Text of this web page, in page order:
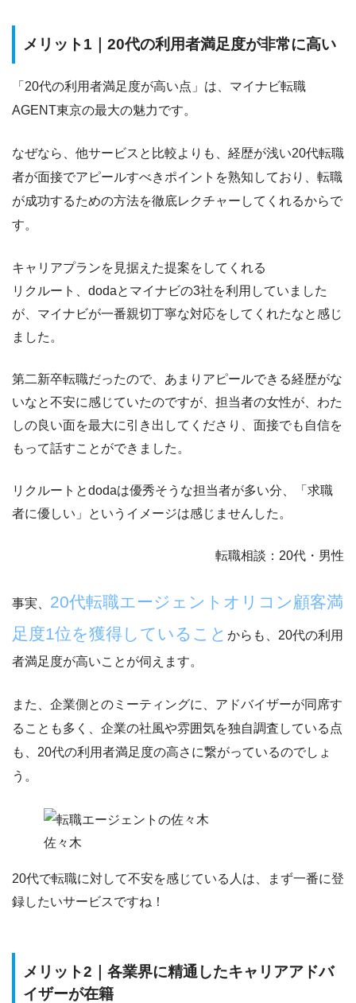
メリット1｜20代の利用者満足度が非常に高い
「20代の利用者満足度が高い点」 は、マイナビ転職
AGENT東京の最大の魅力です。
なぜなら、他サービスと比較よりも、 経歴が浅い20代転職
者が面接でアピールすべきポイントを熟知しており、転職
が成功するための方法を徹底レクチャーしてくれるからで
す。
キャリアプランを見据えた提案をしてくれる
リクルート、dodaとマイナビの3社を利用していました
が、 マイナビが一番親切丁寧な対応をしてくれたなと感じ
ました。
第二新卒転職だったので、あまりアピールできる経歴がな
いなと不安に感じていたのですが、担当者の女性が、わた
しの良い面を最大に引き出してくださり、面接でも自信を
もって話すことができました。
リクルートとdodaは優秀そうな担当者が多い分、「求職
者に優しい」というイメージは感じませんした。
転職相談：20代・男性
事実、 20代転職エージェントオリコン顧客満
足度1位を獲得していること からも、20代の利用
者満足度が高いことが伺えます。
また、企業側とのミーティングに、アドバイザーが同席す
ることも多く、企業の社風や雰囲気を独自調査している点
も、20代の利用者満足度の高さに繋がっているのでしょ
う。
佐々木
20代で転職に対して不安を感じている人は、まず一番に登
録したいサービスですね！
メリット2｜各業界に精通したキャリアアドバ
イザーが在籍